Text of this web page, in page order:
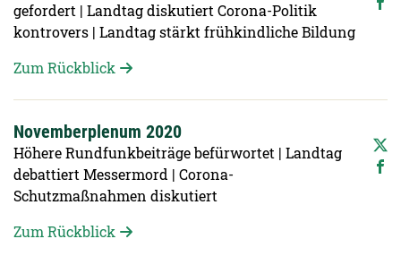
gefordert | Landtag diskutiert Corona-Politik
kontrovers | Landtag stärkt frühkindliche Bildung
Zum Rückblick
Novemberplenum 2020
Höhere Rundfunkbeiträge befürwortet | Landtag
debattiert Messermord | Corona-
Schutzmaßnahmen diskutiert
Zum Rückblick